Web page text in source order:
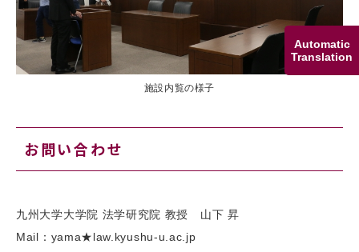
Automatic
Translation
施設内覧の様子
お問い合わせ
九州大学大学院 法学研究院 教授 山下 昇
Mail：yama★law.kyushu-u.ac.jp